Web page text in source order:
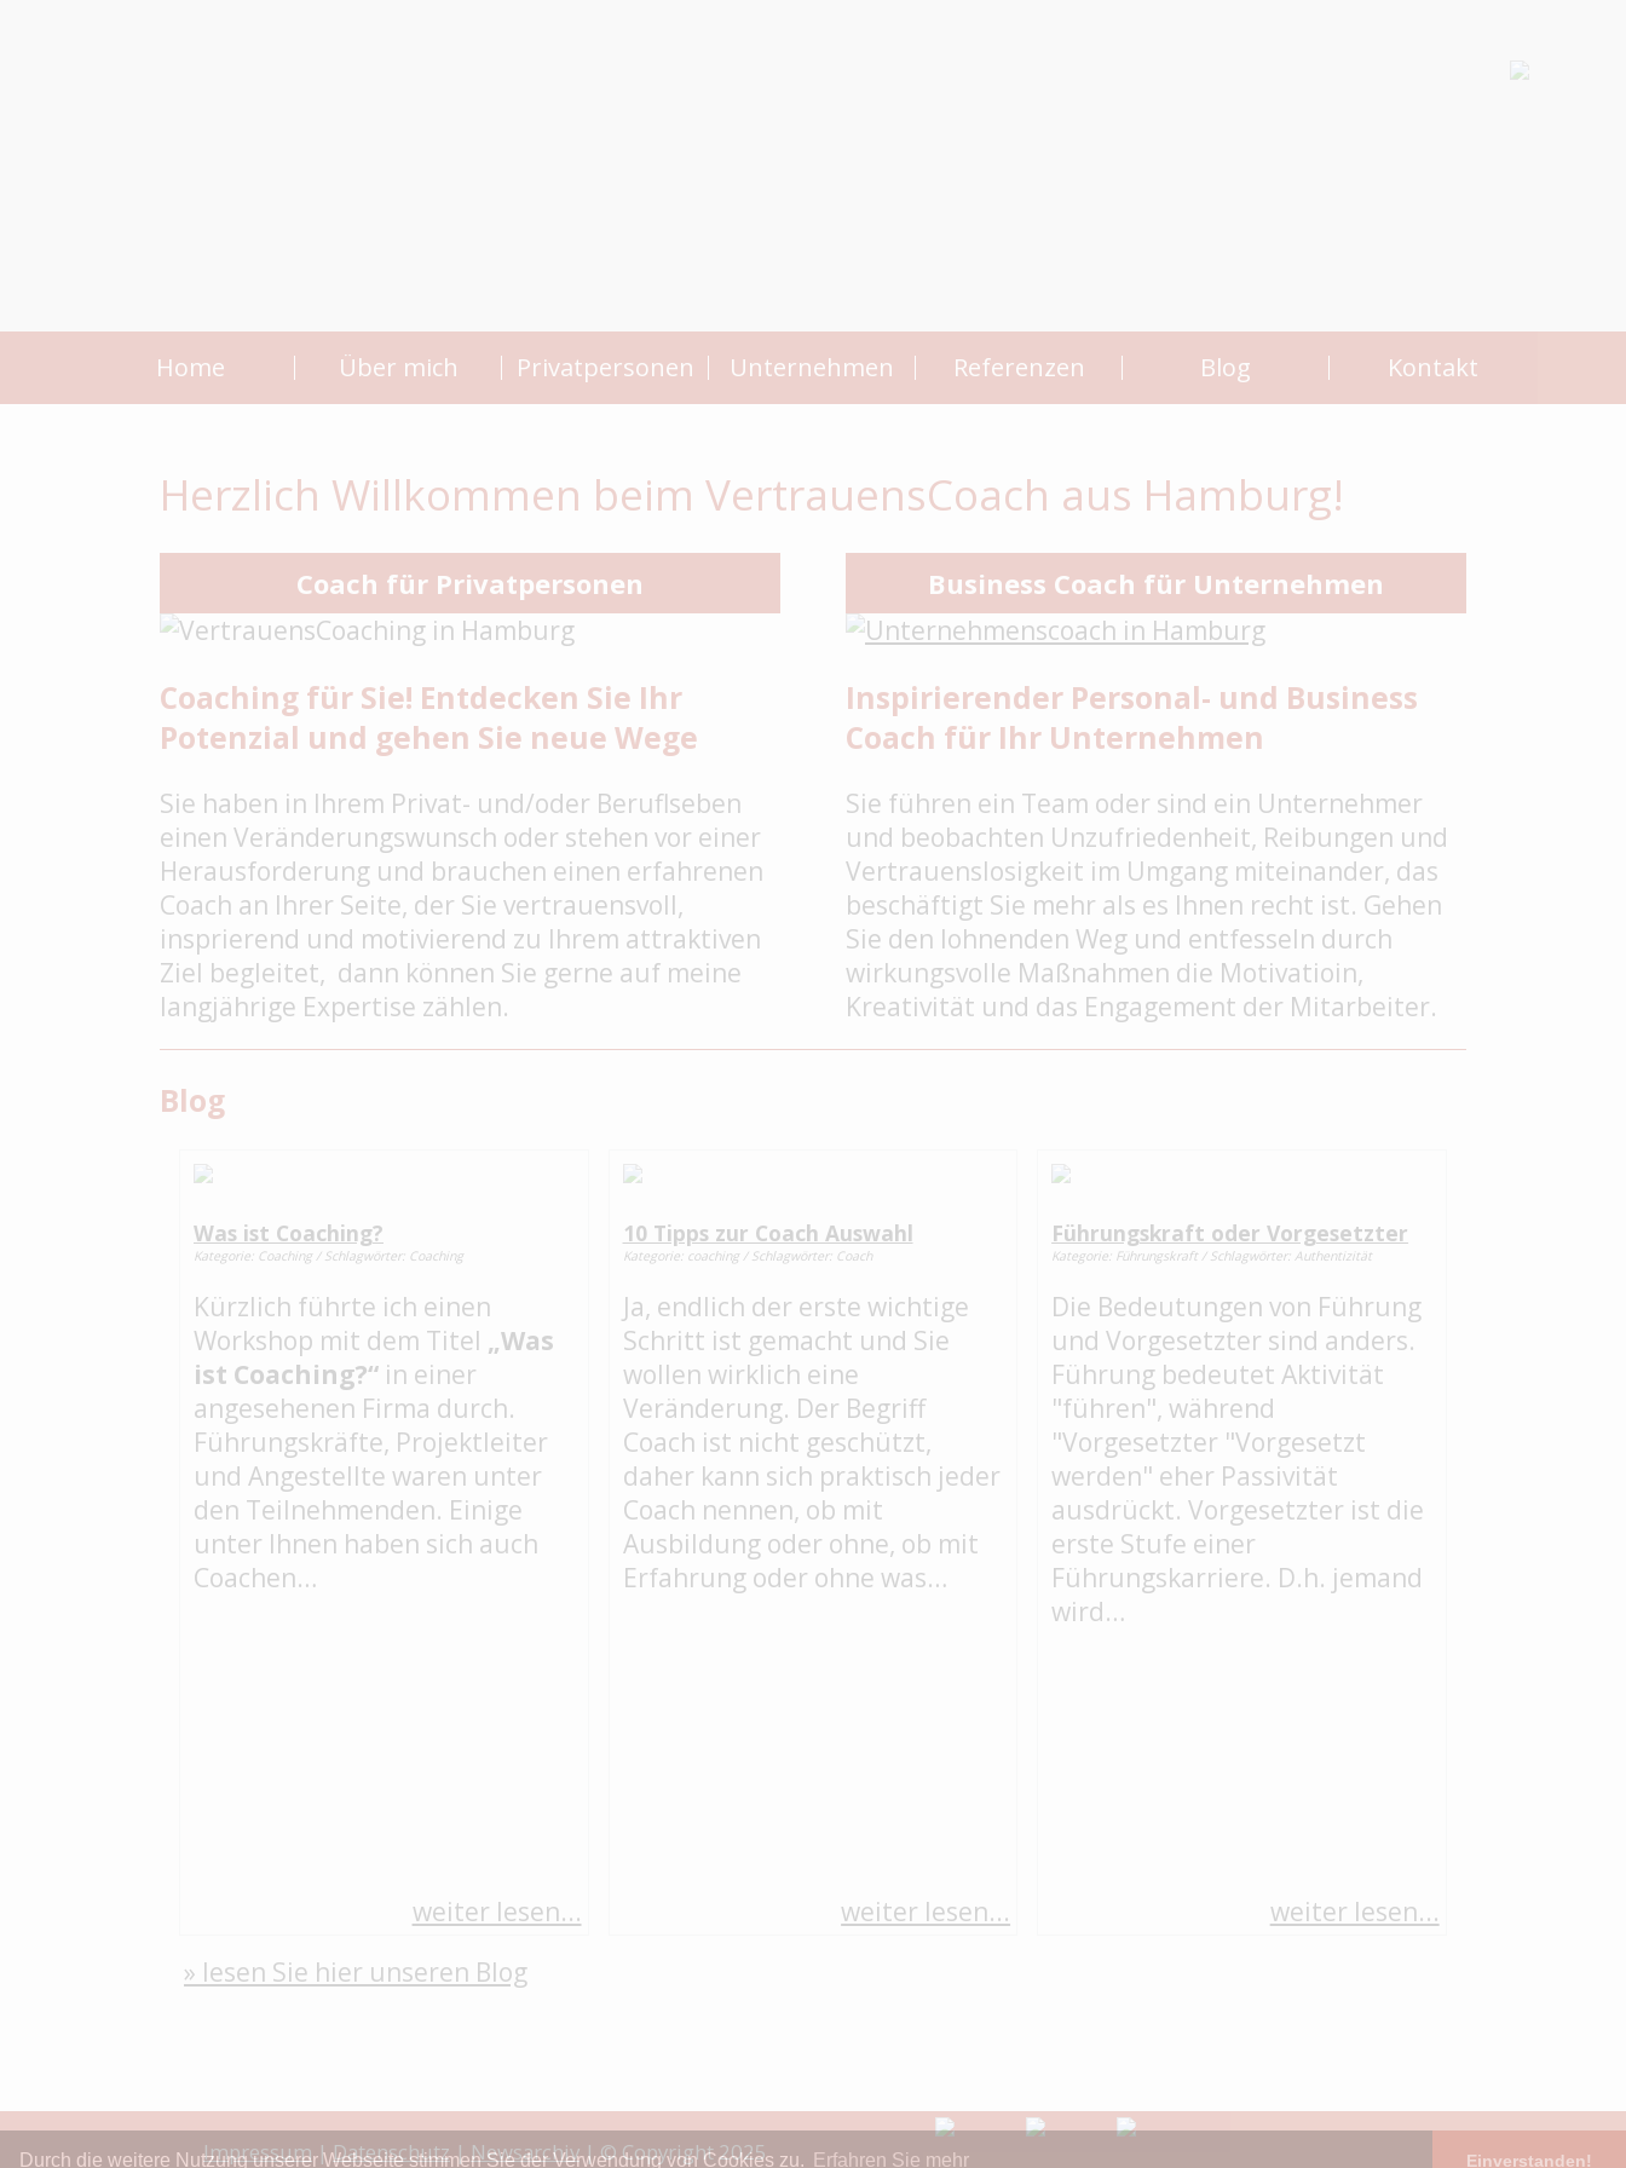
Durch die weitere Nutzung unserer Webseite stimmen Sie der Verwendung von Cookies zu. Erfahren Sie mehr Einverstanden!
Home Über mich Privatpersonen Unternehmen Referenzen Blog Kontakt
Herzlich Willkommen beim VertrauensCoach aus Hamburg!
Coach für Privatpersonen
Coaching für Sie! Entdecken Sie Ihr
Potenzial und gehen Sie neue Wege
Sie haben in Ihrem Privat- und/oder Beruflseben
einen Veränderungswunsch oder stehen vor einer
Herausforderung und brauchen einen erfahrenen
Coach an Ihrer Seite, der Sie vertrauensvoll,
insprierend und motivierend zu Ihrem attraktiven
Ziel begleitet, dann können Sie gerne auf meine
langjährige Expertise zählen.
Business Coach für Unternehmen
Inspirierender Personal- und Business
Coach für Ihr Unternehmen
Sie führen ein Team oder sind ein Unternehmer
und beobachten Unzufriedenheit, Reibungen und
Vertrauenslosigkeit im Umgang miteinander, das
beschäftigt Sie mehr als es Ihnen recht ist. Gehen
Sie den lohnenden Weg und entfesseln durch
wirkungsvolle Maßnahmen die Motivatioin,
Kreativität und das Engagement der Mitarbeiter.
Blog
Was ist Coaching?
Kategorie: Coaching / Schlagwörter: Coaching
Kürzlich führte ich einen
Workshop mit dem Titel „Was
ist Coaching?“in einer
angesehenen Firma durch.
Führungskräfte, Projektleiter
und Angestellte waren unter
den Teilnehmenden. Einige
unter Ihnen haben sich auch
Coachen…
weiter lesen...
10 Tipps zur Coach Auswahl
Kategorie: coaching / Schlagwörter: Coach
Ja, endlich der erste wichtige
Schritt ist gemacht und Sie
wollen wirklich eine
Veränderung. Der Begriff
Coach ist nicht geschützt,
daher kann sich praktisch jeder
Coach nennen, ob mit
Ausbildung oder ohne, ob mit
Erfahrung oder ohne was…
weiter lesen...
Führungskraft oder Vorgesetzter
Kategorie: Führungskraft / Schlagwörter: Authentizität
Die Bedeutungen von Führung
und Vorgesetzter sind anders.
Führung bedeutet Aktivität
"führen", während
"Vorgesetzter "Vorgesetzt
werden" eher Passivität
ausdrückt. Vorgesetzter ist die
erste Stufe einer
Führungskarriere. D.h. jemand
wird…
weiter lesen...
» lesen Sie hier unseren Blog
Impressum|Datenschutz|Newsarchiv| © Copyright 2025